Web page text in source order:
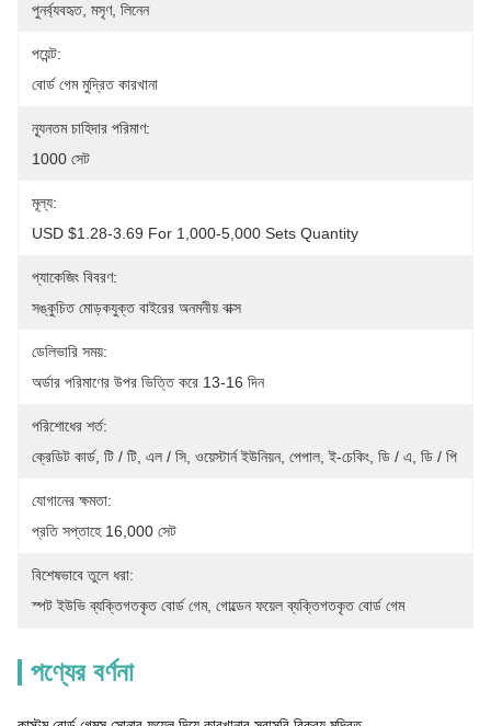
পুনর্ব্যবহৃত, মসৃণ, লিনেন
পয়েন্ট:
বোর্ড গেম মুদ্রিত কারখানা
ন্যূনতম চাহিদার পরিমাণ:
1000 সেট
মূল্য:
USD $1.28-3.69 For 1,000-5,000 Sets Quantity
প্যাকেজিং বিবরণ:
সঙ্কুচিত মোড়কযুক্ত বাইরের অনমনীয় বাক্স
ডেলিভারি সময়:
অর্ডার পরিমাণের উপর ভিত্তি করে 13-16 দিন
পরিশোধের শর্ত:
ক্রেডিট কার্ড, টি / টি, এল / সি, ওয়েস্টার্ন ইউনিয়ন, পেপাল, ই-চেকিং, ডি / এ, ডি / পি
যোগানের ক্ষমতা:
প্রতি সপ্তাহে 16,000 সেট
বিশেষভাবে তুলে ধরা:
স্পট ইউভি ব্যক্তিগতকৃত বোর্ড গেম, গোল্ডেন ফয়েল ব্যক্তিগতকৃত বোর্ড গেম
পণ্যের বর্ণনা